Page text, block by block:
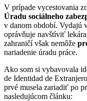
V prípade vycestovania
Úradu sociálneho
v danom období. Vydajú
oprávňuje navštíviť
zahraničí však nemôže
nariadenie úradu práce.
Ako som si vybavovala
de Identidad de
prvé musela zariadiť po
nasledujúcom článku: